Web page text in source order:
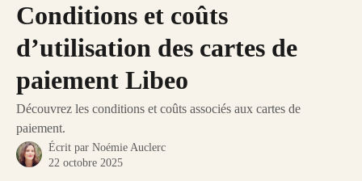
Conditions et coûts
d’utilisation des cartes de
paiement Libeo
Découvrez les conditions et coûts associés aux cartes de
paiement.
Écrit par Noémie Auclerc
22 octobre 2025